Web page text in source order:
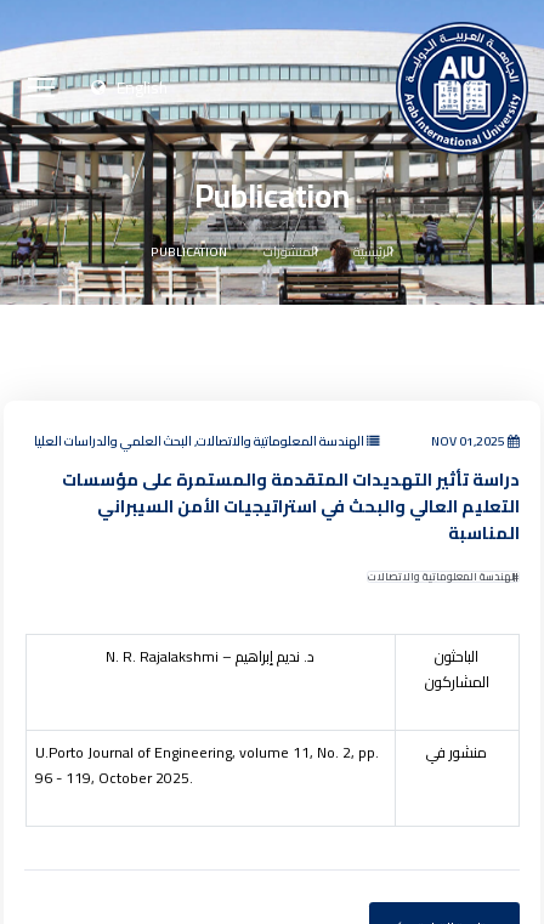
English
Publication
الرئيسية المنشورات PUBLICATION
الهندسة المعلوماتية والاتصالات, البحث العلمي والدراسات العليا
دراسة تأثير التهديدات المتقدمة والمستمرة على مؤسسات
التعليم العالي والبحث في استراتيجيات الأمن السيبراني
المناسبة
الهندسة المعلوماتية والاتصالات
الباحثون
المشاركون
د. نديم إبراهيم –N. R. Rajalakshmi
منشور في
U.Porto Journal of Engineering, volume 11, No. 2, pp.
96 - 119, October 2025.